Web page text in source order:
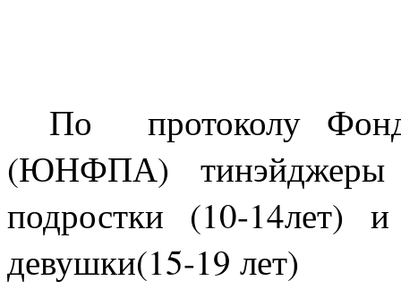
По
протоколу
(ЮНФПА) тинэйджеры
подростки (10-
девушки(15-19 лет)